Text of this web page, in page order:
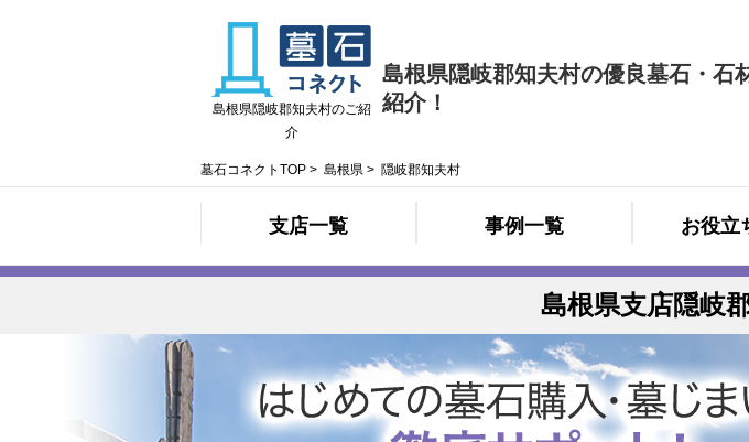
島根県隠岐郡知夫村の優良墓石・石
紹介！
島根県隠岐郡知夫村のご紹
介
墓石コネクトTOP > 島根県 > 隠岐郡知夫村
支店一覧 事例一覧 お役立
島根県支店隠岐